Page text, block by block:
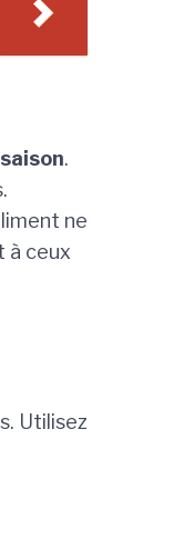
.
ne
à ceux
Utilisez